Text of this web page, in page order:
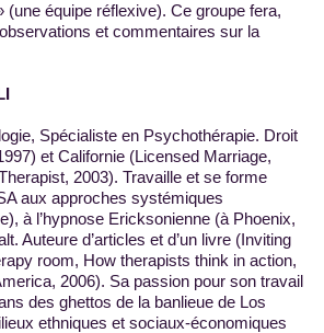
(une équipe réflexive). Ce groupe fera,
et commentaires sur la
Spécialiste en Psychothérapie. Droit
et Californie (Licensed Marriage,
2003). Travaille et se forme
aux approches systémiques
à l’hypnose Ericksonienne (à Phoenix,
Auteure d’articles et d’un livre (Inviting
room, How therapists think in action,
2006). Sa passion pour son travail
des ghettos de la banlieue de Los
ethniques et sociaux-économiques